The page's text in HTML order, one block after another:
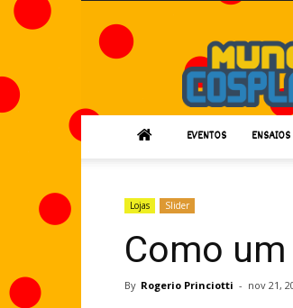
Cosplayer
EVENTOS ENSAIOS
Lojas Slider
Como
By Rogerio Princiotti - nov 21,